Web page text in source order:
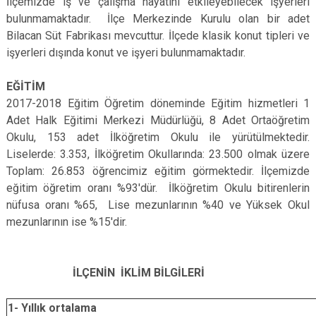
bulunmamaktadır. İlçe Merkezinde Kurulu olan bir adet
Bilacan Süt Fabrikası mevcuttur. İlçede klasik konut tipleri ve
işyerleri dışında konut ve işyeri bulunmamaktadır.
EĞİTİM
2017-2018 Eğitim Öğretim döneminde Eğitim hizmetleri 1
Adet Halk Eğitimi Merkezi Müdürlüğü, 8 Adet Ortaöğretim
Okulu, 153 adet İlköğretim Okulu ile yürütülmektedir.
Liselerde: 3.353, İlköğretim Okullarında: 23.500 olmak üzere
Toplam: 26.853 öğrencimiz eğitim görmektedir. İlçemizde
eğitim öğretim oranı %93'dür. İlköğretim Okulu bitirenlerin
nüfusa oranı %65, Lise mezunlarının %40 ve Yüksek Okul
mezunlarının ise %15'dir.
İLÇENİN İKLİM BİLGİLERİ
1- Yıllık ortalama